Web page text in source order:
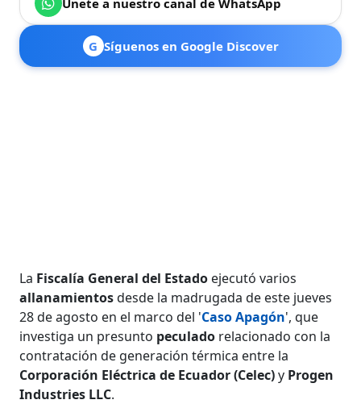
G Síguenos en Google Discover
La Fiscalía General del Estado ejecutó varios
allanamientosdesde la madrugada de este jueves
28 de agosto en el marco del 'Caso Apagón', que
investiga un presunto peculado relacionado con la
contratación de generación térmica entre la
Corporación Eléctrica de Ecuador (Celec)y Progen
Industries LLC.